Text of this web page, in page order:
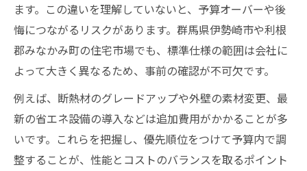
ます。この違いを理解していないと、予算オーバーや後
悔につながるリスクがあります。群馬県伊勢崎市や利根
郡みなかみ町の住宅市場でも、標準仕様の範囲は会社に
よって大きく異なるため、事前の確認が不可欠です。
例えば、断熱材のグレードアップや外壁の素材変更、最
新の省エネ設備の導入などは追加費用がかかることが多
いです。これらを把握し、優先順位をつけて予算内で調
整することが、性能とコストのバランスを取るポイント